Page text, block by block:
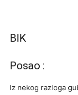
BIK
Posao :
Iz nekog razloga